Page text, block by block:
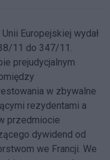
Europejskiej wydał
11 do 347/11.
prejudycjalnym
w zbywalne
rezydentami a
przedmiocie
dywidend od
we Francji. We